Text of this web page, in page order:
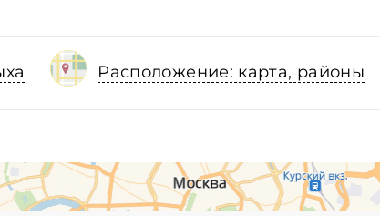
Расположение: карта, районы